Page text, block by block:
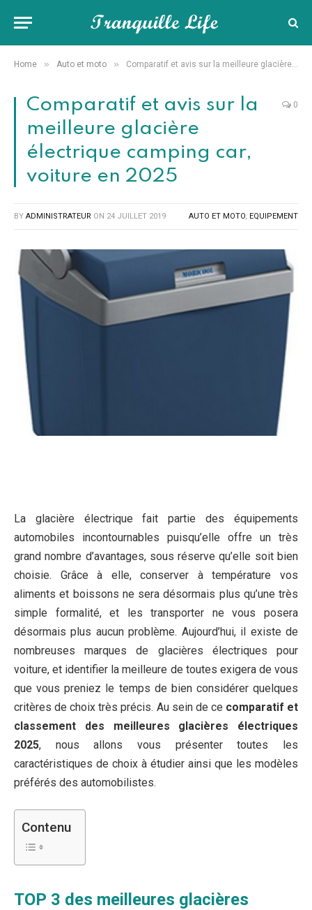
Home » Auto et moto » Comparatif et avis sur la meilleure glacière électrique camping car, voiture en 2025
Comparatif et avis sur la
meilleure glacière
électrique camping car,
voiture en 2025
0
BY ADMINISTRATEUR ON 24 JUILLET 2019 AUTO ET MOTO, EQUIPEMENT
La glacière électrique fait partie des équipements
automobiles incontournables puisqu’elle offre un très
grand nombre d’avantages, sous réserve qu’elle soit bien
choisie. Grâce à elle, conserver à température vos
aliments et boissons ne sera désormais plus qu’une très
simple formalité, et les transporter ne vous posera
désormais plus aucun problème. Aujourd’hui, il existe de
nombreuses marques de glacières électriques pour
voiture, et identifier la meilleure de toutes exigera de vous
que vous preniez le temps de bien considérer quelques
critères de choix très précis. Au sein de ce comparatif et
classement des meilleures glacières électriques
2025, nous allons vous présenter toutes les
caractéristiques de choix à étudier ainsi que les modèles
préférés des automobilistes.
Contenu
TOP 3 des meilleures glacières